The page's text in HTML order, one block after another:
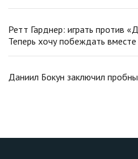
Ретт Гарднер: играть против
Теперь хочу побеждать
Даниил Бокун заключил